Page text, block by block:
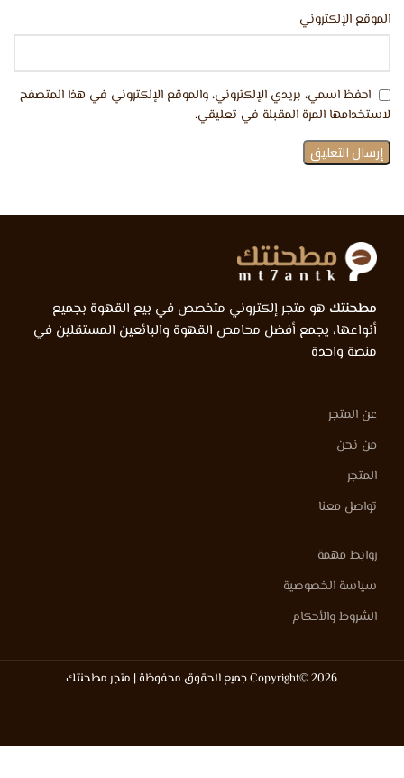
الموقع الإلكتروني
احفظ اسمي، بريدي الإلكتروني، والموقع الإلكتروني في هذا المتصفح
لاستخدامها المرة المقبلة في تعليقي.
مطحنتك هو متجر إلكتروني متخصص في بيع القهوة بجميع
أنواعها، يجمع أفضل محامص القهوة والبائعين المستقلين في
منصة واحدة
عن المتجر
من نحن
المتجر
تواصل معنا
روابط مهمة
سياسة الخصوصية
الشروط والأحكام
Copyright© 2026 جميع الحقوق محفوظة | متجر مطحنتك